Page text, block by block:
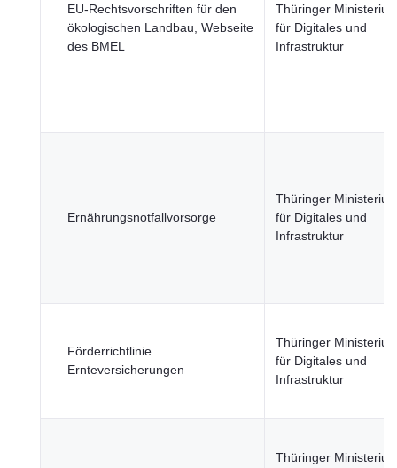
EU-Rechtsvorschriften für den
ökologischen Landbau, Webseite
des BMEL
Thüringer
für Digitales und
Infrastruktur
Ernährungsnotfallvorsorge
Thüringer
für Digitales und
Infrastruktur
Förderrichtlinie
Ernteversicherungen
Thüringer
für Digitales und
Infrastruktur
Thüringer